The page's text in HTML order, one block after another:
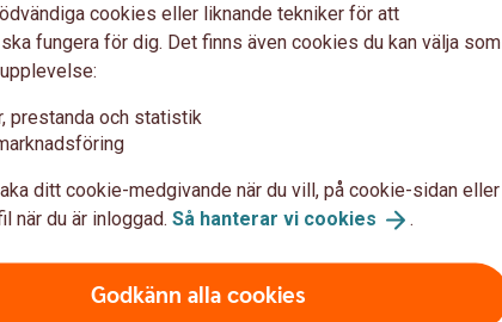
cookies eller liknande tekniker för att
fungera för dig. Det finns även cookies du kan välja som
prestanda och statistik
ditt cookie-medgivande när du vill, på cookie-sidan eller
när du är inloggad. Så hanterar vi cookies .
Godkänn alla cookies